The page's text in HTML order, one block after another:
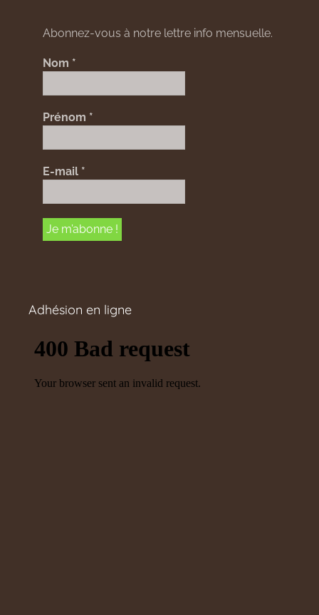
Abonnez-vous à notre lettre info mensuelle.
Nom *
Prénom *
E-mail *
Adhésion en ligne